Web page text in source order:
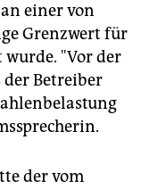
einer von
Grenzwert für
"Vor der
Betreiber
der vom